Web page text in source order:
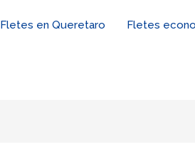
Fletes en Queretaro Fletes